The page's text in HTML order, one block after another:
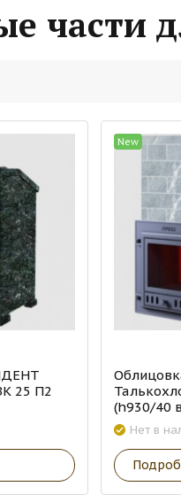
части
25 П2
New
(h930/40
Нет в